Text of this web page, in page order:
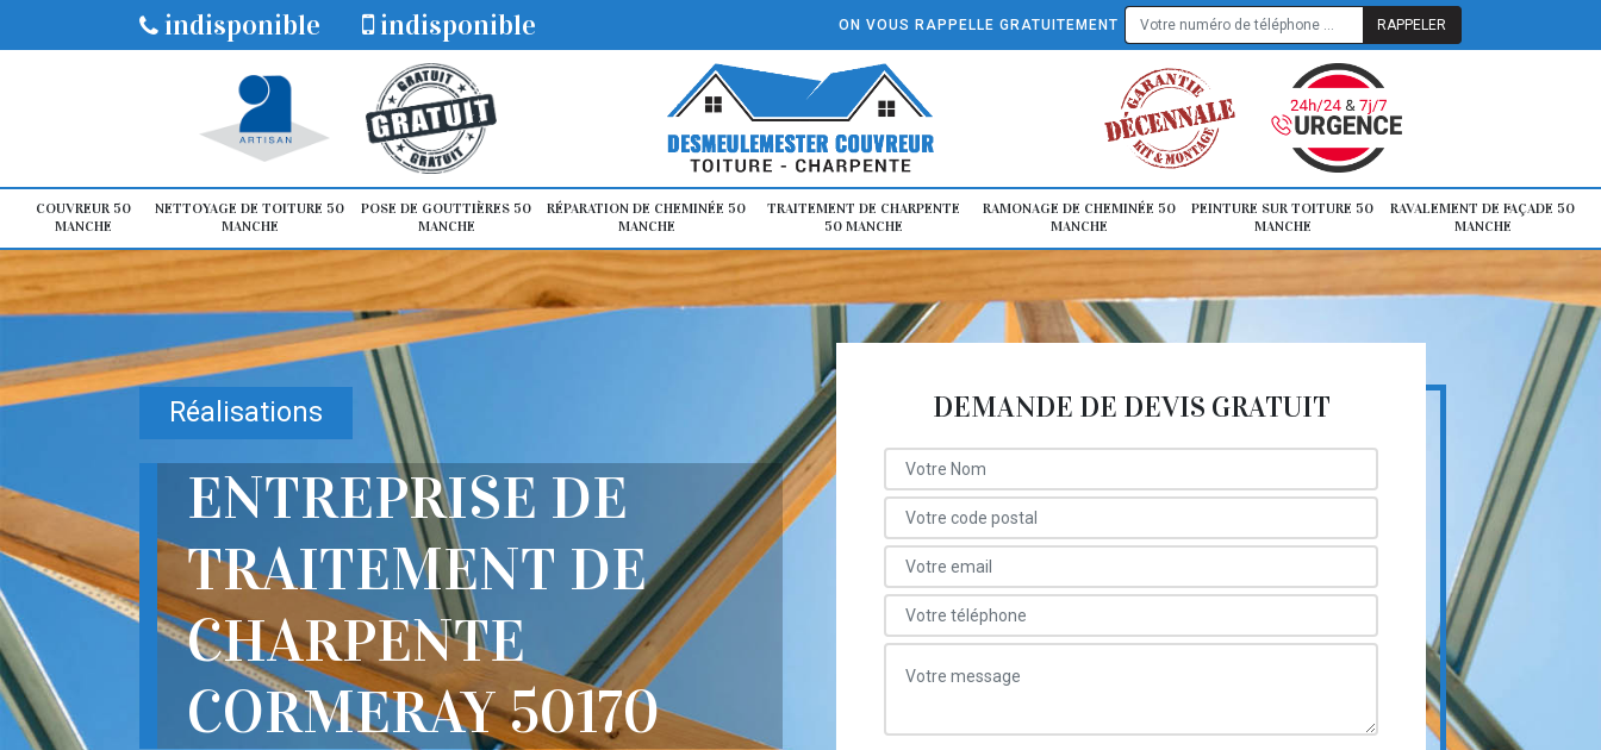
indisponible indisponible ON VOUS RAPPELLE GRATUITEMENT
COUVREUR 50
MANCHE
NETTOYAGE DE TOITURE 50
MANCHE
POSE DE GOUTTIÈRES 50
MANCHE
RÉPARATION DE CHEMINÉE 50
MANCHE
TRAITEMENT DE CHARPENTE
50 MANCHE
RAMONAGE DE CHEMINÉE 50
MANCHE
PEINTURE SUR TOITURE 50
MANCHE
RAVALEMENT DE FAÇADE 50
MANCHE
Réalisations
ENTREPRISE DE
TRAITEMENT DE
CHARPENTE
CORMERAY 50170
DEMANDE DE DEVIS GRATUIT